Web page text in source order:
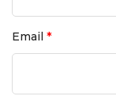
Email *